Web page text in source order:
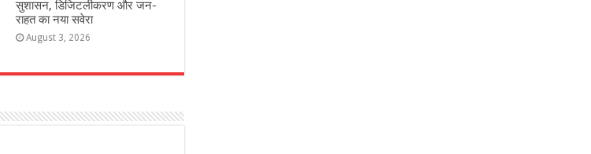
सुशासन, डिजिटलीकरण और जन-
राहत का नया सवेरा
August 3, 2026